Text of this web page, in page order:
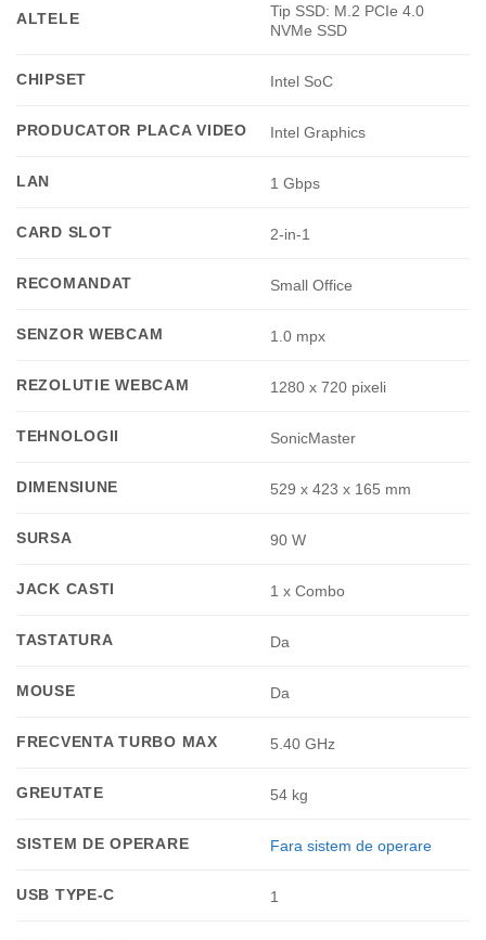
ALTELE
Tip SSD: M.2 PCIe 4.0
NVMe SSD
CHIPSET Intel SoC
PRODUCATOR PLACA VIDEO Intel Graphics
LAN 1 Gbps
CARD SLOT 2-in-1
RECOMANDAT Small Office
SENZOR WEBCAM 1.0 mpx
REZOLUTIE WEBCAM 1280 x 720 pixeli
TEHNOLOGII SonicMaster
DIMENSIUNE 529 x 423 x 165 mm
SURSA 90 W
JACK CASTI 1 x Combo
TASTATURA Da
MOUSE Da
FRECVENTA TURBO MAX 5.40 GHz
GREUTATE 54 kg
SISTEM DE OPERARE Fara sistem de operare
USB TYPE-C 1